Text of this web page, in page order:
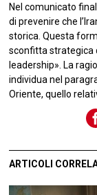
Nel comunicato
di prevenire che
storica. Questa
sconfitta strategica
leadership». La
individua nel
Oriente, quello
ARTICOLI